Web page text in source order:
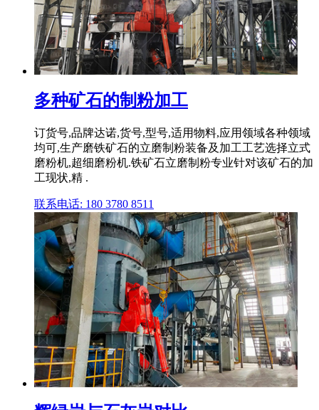
多种矿石的制粉加工
订货号,品牌达诺,货号,型号,适用物料,应用领域各种领域
均可,生产磨铁矿石的立磨制粉装备及加工工艺选择立式
磨粉机,超细磨粉机.铁矿石立磨制粉专业针对该矿石的加
工现状,精 .
联系电话: 180 3780 8511